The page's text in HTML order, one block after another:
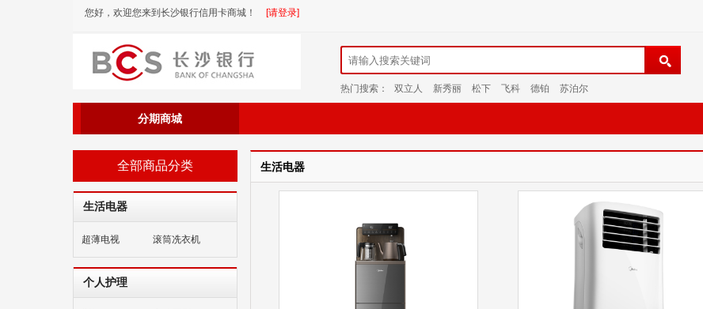
您好，欢迎您来到长沙银行信用卡商城！ [请登录]
热门搜索： 双立人 新秀丽 松下 飞科 德铂 苏泊尔
分期商城
全部商品分类
生活电器
超薄电视 滚筒冼衣机
个人护理
生活电器